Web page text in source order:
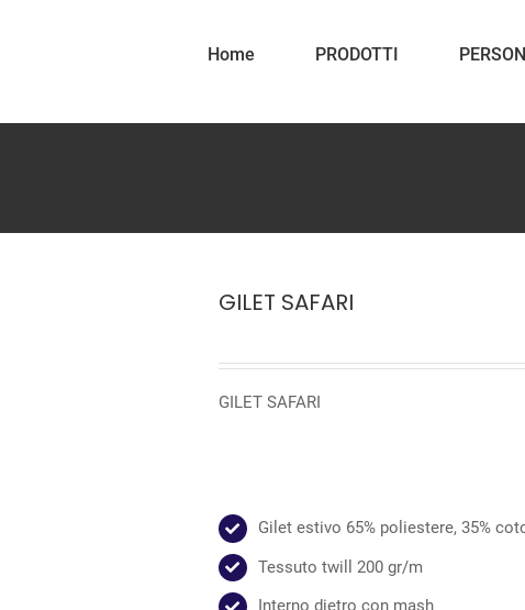
Home PRODOTTI
GILET SAFARI
GILET SAFARI
Gilet estivo 65% poliestere, 35%
Tessuto twill 200 gr/m
Interno dietro con mash